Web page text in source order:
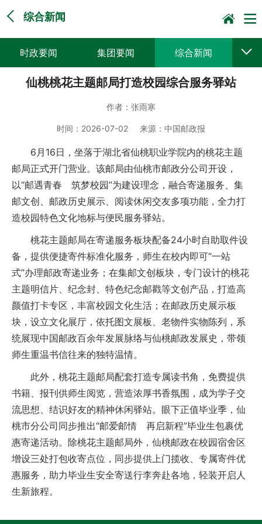
综合新闻
时政要闻 集团要闻 综合新闻
媒体聚焦 党建动态 普遍服务
企业文化
仙桃桃花主题邮局打造校园综合服务驿站
作者： 张雨寒
时间： 2026-07-02 来源： 中国邮政报
6月16日，坐落于湖北省仙桃职业学院内的桃花主题
邮局正式开门营业。该邮局由仙桃市邮政分公司开设，
以“邮遇青春 筑梦校园”为建设理念，融合寄递服务、集
邮文创、邮政历史展示、阅读休闲交友多项功能，全力打
造校园特色文化地标与便民服务驿站。
桃花主题邮局在寄递服务板块配备24小时自助取件设
备，提供便捷寄件标准化服务，师生在校内即可“一站
式”办理邮政寄递业务；在集邮文创板块，专门设计的桃花
主题明信片、纪念封、特色纪念邮戳等文创产品，打造高
颜值打卡专区，丰富校园文化生活；在邮政历史展示板
块，设立文化展厅，依托图文展板、老物件实物陈列，系
统展现中国邮政百余年发展脉络与仙桃邮政发展史，带领
师生重温书信往来的独特温情。
此外，桃花主题邮局配套打造专属读书角，免费提供
书籍、报刊供师生阅览，营造浓厚书香氛围，成为学子交
流思想、结识好友的精神休闲驿站。眼下正值毕业季，仙
桃市分公司同步推出“邮爱邮情 再启新程”毕业生包裹优
惠寄递活动。除桃花主题邮局外，仙桃邮政在校园宿舍区
增设三处打包收寄点位，同步提供上门揽收、专属寄件优
惠服务，助力毕业生安全寄送行李奔赴各地，轻装开启人
生新旅程。